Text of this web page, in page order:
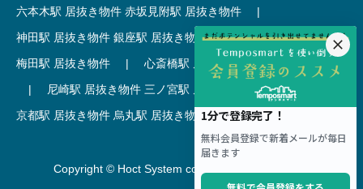
六本木駅 居抜き物件 赤坂見附駅 居抜き物件
|
神田駅 居抜き物件 銀座駅 居抜き物件 |
吉祥寺駅 居抜き物件
梅田駅 居抜き物件
| 心斎橋駅 居抜き物件 本町駅 居抜き物件
|
尼崎駅 居抜き物件 三ノ宮駅 居抜き物件
|
京都駅 居抜き物件 烏丸駅 居抜き物件 | 四条駅 居抜き物件
Copyright © Hoct System corp. All rights reserved.